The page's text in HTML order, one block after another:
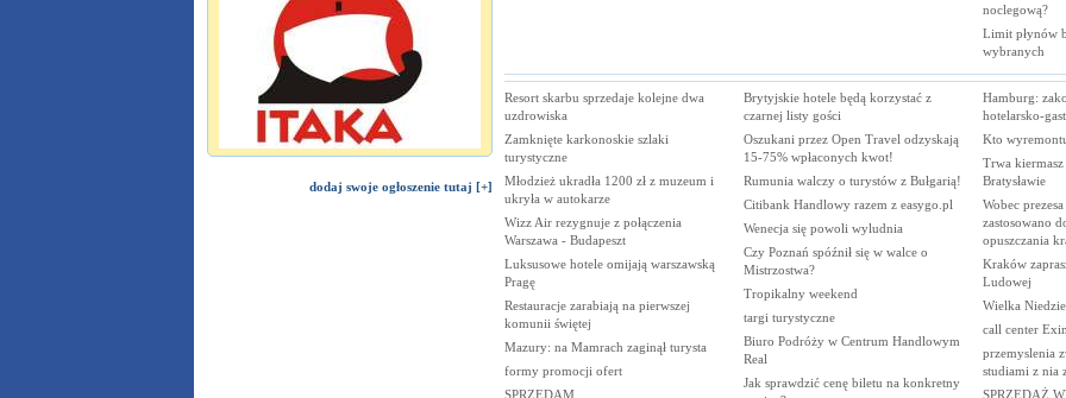
dodaj swoje ogłoszenie tutaj [+]
noclegową?
Limit płynów
wybranych
Resort skarbu sprzedaje kolejne dwa
uzdrowiska
Zamknięte karkonoskie szlaki
turystyczne
Młodzież ukradła 1200 zł z muzeum i
ukryła w autokarze
Wizz Air rezygnuje z połączenia
Warszawa - Budapeszt
Luksusowe hotele omijają warszawską
Pragę
Restauracje zarabiają na pierwszej
komunii świętej
Mazury: na Mamrach zaginął turysta
formy promocji ofert
SPRZEDAM
Brytyjskie hotele będą korzystać z
czarnej listy gości
Oszukani przez Open Travel odzyskają
15-75% wpłaconych kwot!
Rumunia walczy o turystów z Bułgarią!
Citibank Handlowy razem z easygo.pl
Wenecja się powoli wyludnia
Czy Poznań spóźnił się w walce o
Mistrzostwa?
Tropikalny weekend
targi turystyczne
Biuro Podróży w Centrum Handlowym
Real
Jak sprawdzić cenę biletu na konkretny
Hamburg:
hotelarsko-
Kto
Trwa
Bratysławie
Wobec
zastosowano
opuszczania
Kraków
Ludowej
Wielka
call center
przemyslenia
studiami z nia
SPRZEDAŻ